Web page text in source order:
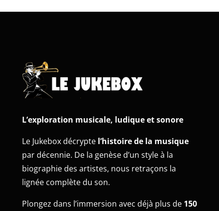
L’exploration musicale, ludique et sonore
Le Jukebox décryptel’histoire de la musique
par décennie. De la genèse d’un style à la
biographie des artistes, nous retraçons la
lignée complète du son.
Plongez dans l’immersion avec déjà plus de 150